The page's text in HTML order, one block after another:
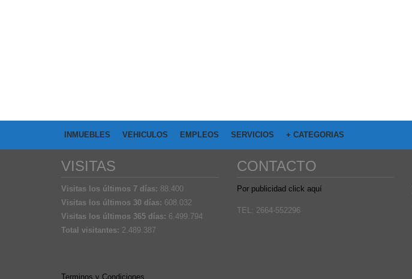
INMUEBLES VEHICULOS EMPLEOS SERVICIOS + CATEGORIAS
VISITAS
Visitas los últimos 7 días: 88.400
Visitas los últimos 30 días: 608.032
Visitas los últimos 365 días: 6.499.794
Total visitantes: 2.489.387
CONTACTO
Por publicidad click aquí
TEL: 2664-552296
Terminos y Condiciones